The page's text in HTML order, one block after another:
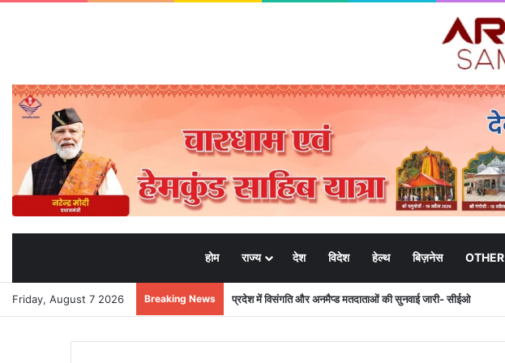
होम राज्य देश विदेश हेल्थ बिज़नेस OTHER
Friday, August 7 2026 Breaking News प्रदेश में विसंगति और अनमैप्ड मतदाताओं की सुनवाई जारी- सीईओ